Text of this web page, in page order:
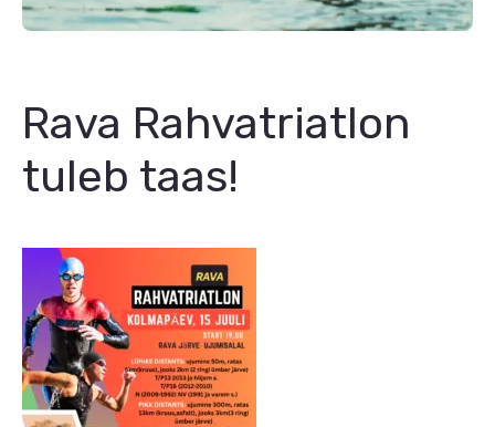
Rava Rahvatriatlon
tuleb taas!